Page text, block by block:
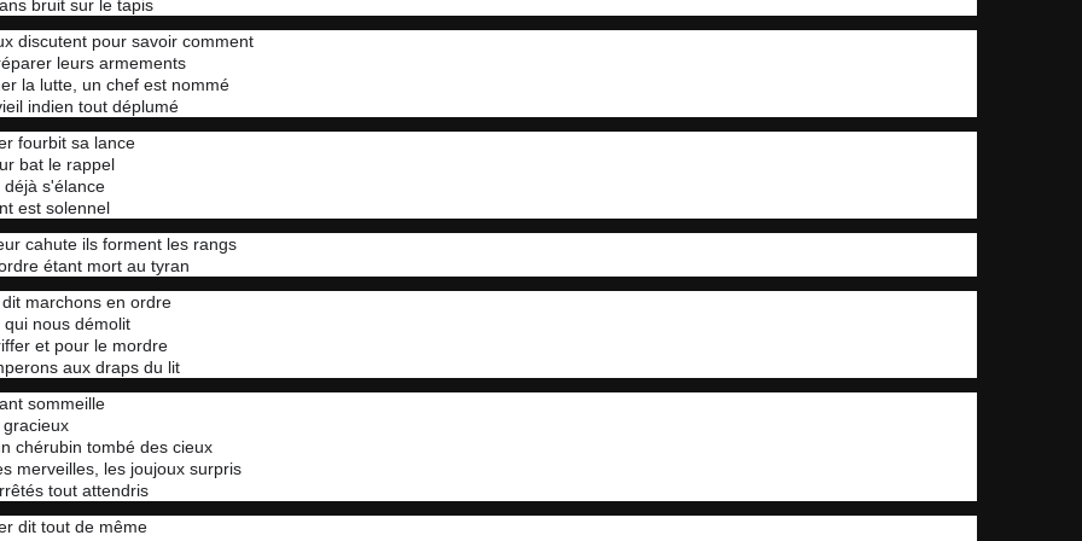
bruit sur le tapis
discutent pour savoir comment
leurs armements
la lutte, un chef est nommé
indien tout déplumé
fourbit sa lance
bat le rappel
déjà s'élance
est solennel
cahute ils forment les rangs
étant mort au tyran
marchons en ordre
qui nous démolit
et pour le mordre
aux draps du lit
sommeille
chérubin tombé des cieux
merveilles, les joujoux surpris
tout attendris
dit tout de même